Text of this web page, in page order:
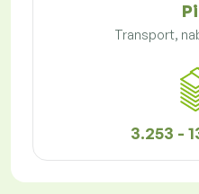
Transport,
3.253 -